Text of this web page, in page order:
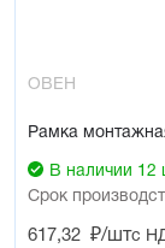
ОВЕН
Рамка
В наличии 12
Срок
617,32 ₽/штс